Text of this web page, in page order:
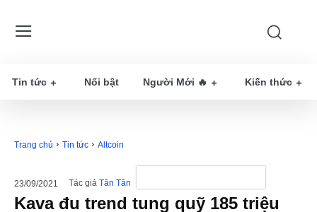
Tin tức Nổi bật Người Mới 🔥 Kiến thức
Trang chủ Tin tức Altcoin
23/09/2021 Tác giả Tân Tân
Kava đu trend tung quỹ 185 triệu